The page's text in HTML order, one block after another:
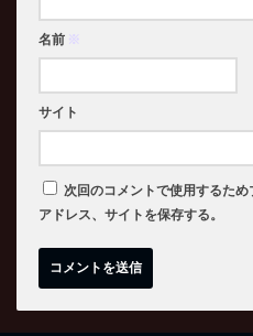
名前 ※
サイト
次回のコメントで使用するた
アドレス、サイトを保存する。